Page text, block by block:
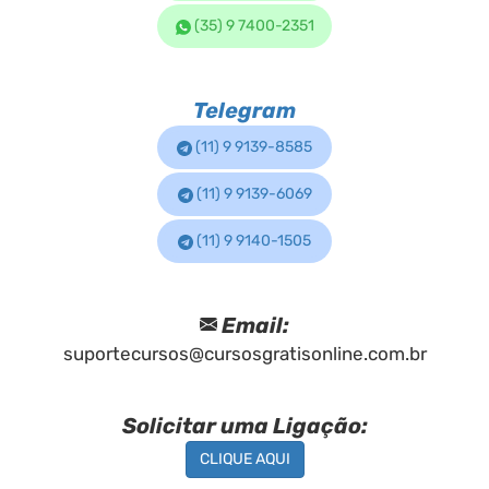
(35) 9 7400-2351
Telegram
(11) 9 9139-8585
(11) 9 9139-6069
(11) 9 9140-1505
Email:
suportecursos@cursosgratisonline.com.br
Solicitar uma Ligação:
CLIQUE AQUI